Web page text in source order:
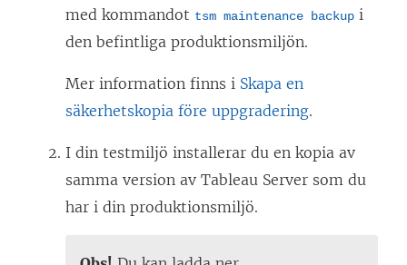
med kommandot tsm maintenance backup i
den befintliga produktionsmiljön.
Mer information finns i Skapa en
säkerhetskopia före uppgradering.
I din testmiljö installerar du en kopia av
samma version av Tableau Server som du
har i din produktionsmiljö.